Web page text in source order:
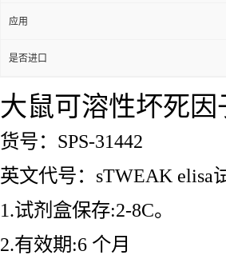
应用
是否进口
大鼠可溶性坏死
货号：SPS-31442
英文代号：sTWEAK elisa
1.试剂盒保存:2-8C。
2.有效期:6 个月